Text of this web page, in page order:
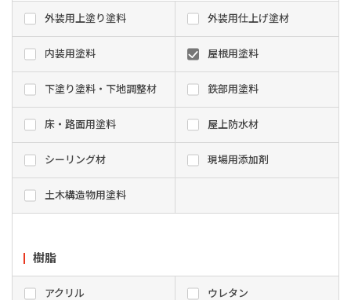
外装用上塗り塗料 外装用仕上げ塗材
内装用塗料 屋根用塗料
下塗り塗料・下地調整材 鉄部用塗料
床・路面用塗料 屋上防水材
シーリング材 現場用添加剤
土木構造物用塗料
樹脂
アクリル ウレタン